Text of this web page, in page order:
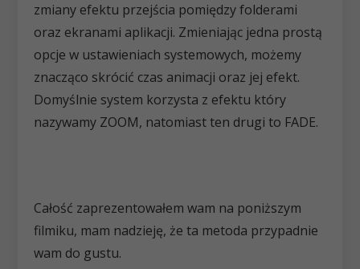
zmiany efektu przejścia pomiędzy folderami
oraz ekranami aplikacji. Zmieniając jedna prostą
opcje w ustawieniach systemowych, możemy
znacząco skrócić czas animacji oraz jej efekt.
Domyślnie system korzysta z efektu który
nazywamy ZOOM, natomiast ten drugi to FADE.
Całość zaprezentowałem wam na poniższym
filmiku, mam nadzieję, że ta metoda przypadnie
wam do gustu.